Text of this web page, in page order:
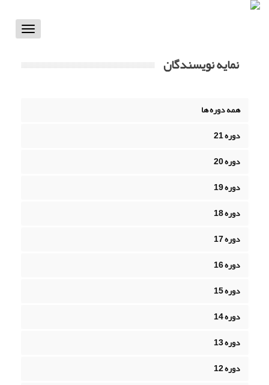
Toggle
نمایه نویسندگان
همه دوره ها
دوره 21
دوره 20
دوره 19
دوره 18
دوره 17
دوره 16
دوره 15
دوره 14
دوره 13
دوره 12